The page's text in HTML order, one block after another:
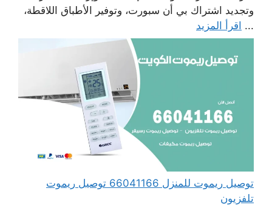
وتجديد اشتراك بي أن سبورت، وتوفير الأطباق اللاقطة،
... اقرأ المزيد
توصيل ريموت للمنزل 66041166 توصيل ريموت
تلفزيون